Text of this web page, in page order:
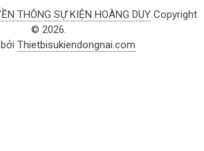
THÔNG SỰ KIỆN HOÀNG DUYCopyright
© 2026.
bởiThietbisukiendongnai.com